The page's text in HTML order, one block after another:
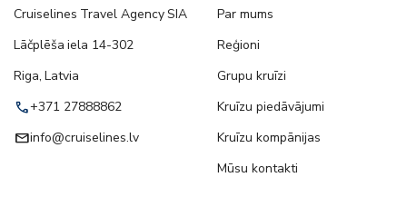
Cruiselines Travel Agency SIA
Lāčplēša iela 14-302
Riga, Latvia
call+371 27888862
emailinfo@cruiselines.lv
Par mums
Reģioni
Grupu kruīzi
Kruīzu piedāvājumi
Kruīzu kompānijas
Mūsu kontakti